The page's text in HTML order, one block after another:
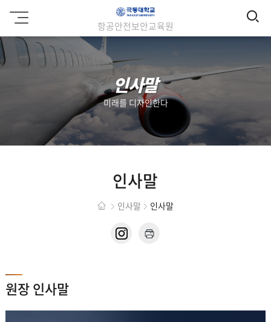
극
동
대
학
항공안전보안교육원
검
인사말
미래를 디자인한다
인사말
인사말 인사말
원장 인사말